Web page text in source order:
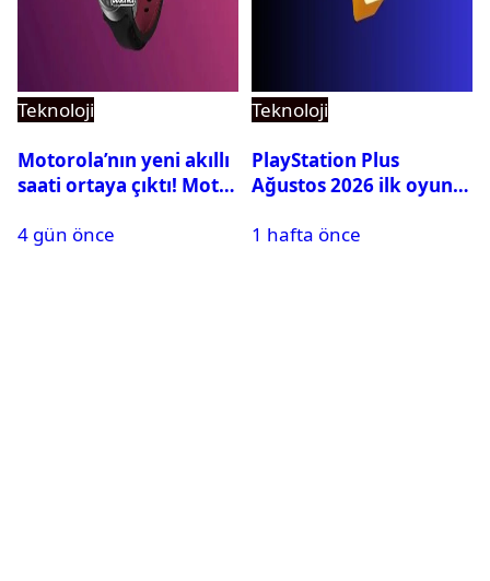
Teknoloji
Motorola’nın yeni akıllı
saati ortaya çıktı! Moto
görüntülendi
4 gün önce
Teknoloji
PlayStation Plus
Ağustos 2026 ilk oyunu
1 hafta önce